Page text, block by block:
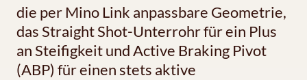
die per Mino Link anpassbare Geometrie,
das Straight Shot-Unterrohr für ein Plus
an Steifigkeit und Active Braking Pivot
(ABP) für einen stets aktive